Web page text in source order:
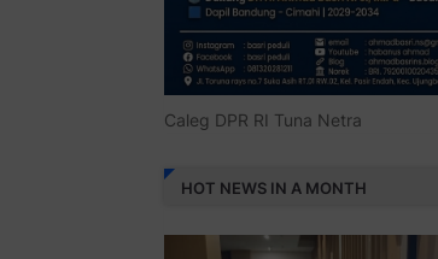
Caleg DPR RI Tuna Netra
HOT NEWS IN A MONTH